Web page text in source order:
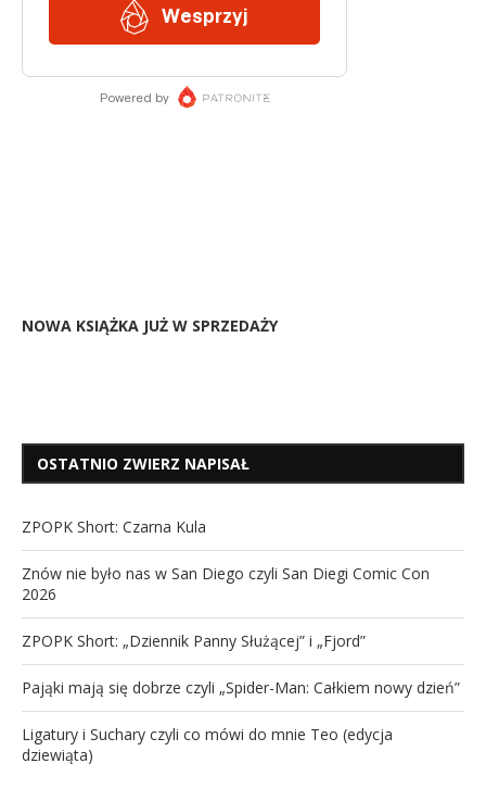
NOWA KSIĄŻKA JUŻ W SPRZEDAŻY
OSTATNIO ZWIERZ NAPISAŁ
ZPOPK Short: Czarna Kula
Znów nie było nas w San Diego czyli San Diegi Comic Con
2026
ZPOPK Short: „Dziennik Panny Służącej” i „Fjord”
Pająki mają się dobrze czyli „Spider-Man: Całkiem nowy dzień”
Ligatury i Suchary czyli co mówi do mnie Teo (edycja
dziewiąta)